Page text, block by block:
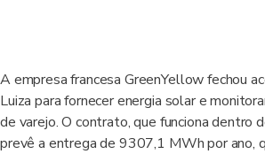
A empresa francesa GreenYellow fechou
Luiza para fornecer energia solar e
de varejo. O contrato, que funciona dentro
prevê a entrega de 9307,1 MWh por ano,